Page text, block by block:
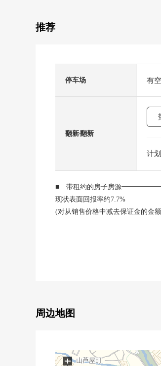
推荐
停车场 有
翻新⁄翻新
计
■ 带租约的房子房源
现状表面回报率约7.7%
(对从销售价格中减去保证金的金
○ 实际使用面积：43.30平米
○ 浴室有窗
周边地图
+